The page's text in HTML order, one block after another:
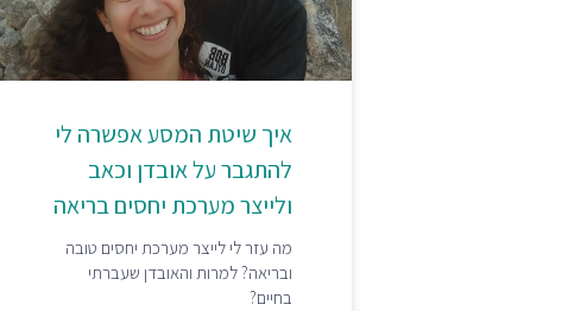
איך שיטת המסע אפשרה לי
להתגבר על אובדן וכאב
ולייצר מערכת יחסים בריאה
מה עזר לי לייצר מערכת יחסים טובה
ובריאה? למרות והאובדן שעברתי
בחיים?